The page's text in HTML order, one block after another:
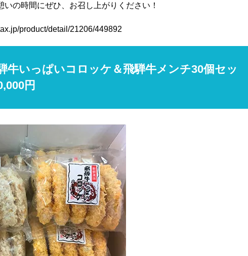
いの時間にぜひ、お召し上がりください！
product/detail/21206/449892
いっぱいコロッケ＆飛騨牛メンチ30個セッ
円